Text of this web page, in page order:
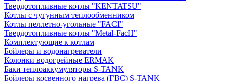
Твердотопливные котлы "KENTATSU"
Котлы с чугунным теплообменником
Котлы пеллетно-угольные "FACI"
Твердотопливные котлы "Metal-FacH"
Комплектующие к котлам
Бойлеры и водонагреватели
Колонки водогрейные ERMAK
Баки теплоаккумуляторы S-TANK
Бойлеры косвенного нагрева (ГВС) S-TANK